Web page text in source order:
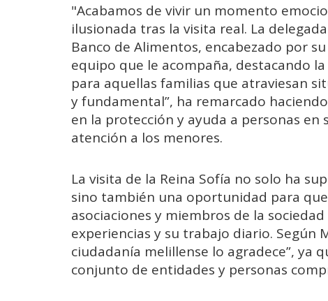
"Acabamos de vivir un momento
ilusionada tras la visita real. La
Banco de Alimentos, encabezado por
equipo que le acompaña, destacando
para aquellas familias que atraviesan
y fundamental”, ha remarcado
en la protección y ayuda a personas en
atención a los menores.
La visita de la Reina Sofía no solo ha
sino también una oportunidad para
asociaciones y miembros de la
experiencias y su trabajo diario. Según
ciudadanía melillense lo agradece”, ya
conjunto de entidades y personas